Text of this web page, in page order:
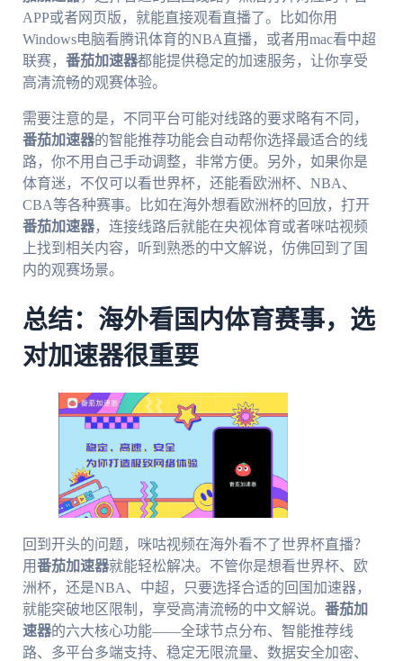
APP或者网页版，就能直接观看直播了。比如你用
Windows电脑看腾讯体育的NBA直播，或者用mac看中超
联赛， 番茄加速器都能提供稳定的加速服务，让你享受
高清流畅的观赛体验。
需要注意的是，不同平台可能对线路的要求略有不同，
番茄加速器的智能推荐功能会自动帮你选择最适合的线
路，你不用自己手动调整，非常方便。另外，如果你是
体育迷，不仅可以看世界杯，还能看欧洲杯、NBA、
CBA等各种赛事。比如在海外想看欧洲杯的回放，打开
番茄加速器，连接线路后就能在央视体育或者咪咕视频
上找到相关内容，听到熟悉的中文解说，仿佛回到了国
内的观赛场景。
总结：海外看国内体育赛事，选
对加速器很重要
回到开头的问题，咪咕视频在海外看不了世界杯直播？
用番茄加速器就能轻松解决。不管你是想看世界杯、欧
洲杯，还是NBA、中超，只要选择合适的回国加速器，
就能突破地区限制，享受高清流畅的中文解说。 番茄加
速器的六大核心功能——全球节点分布、智能推荐线
路、多平台多端支持、稳定无限流量、数据安全加密、